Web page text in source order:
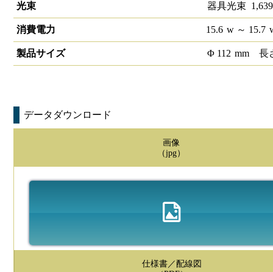
光束 器具光束 1,639
消費電力 15.6 w～ 15.7
製品サイズ Φ 112 mm 長
データダウンロード
画像
（jpg）
仕様書／配線図